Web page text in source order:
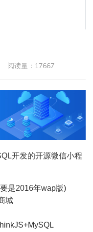
阅读量：17667
开发的开源微信小程
是2016年wap版)
城